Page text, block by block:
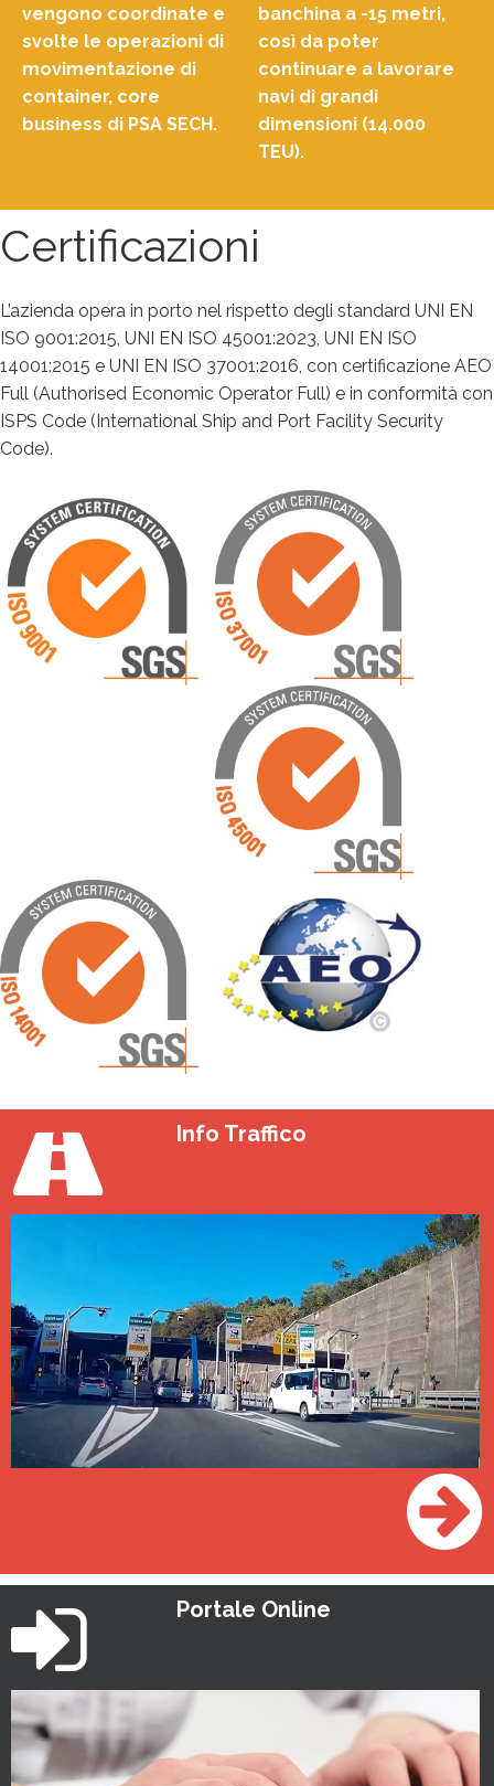
vengono coordinate e
svolte le operazioni di
movimentazione di
container, core
business di PSA SECH.
banchina a -15 metri,
così da poter
continuare a lavorare
navi di grandi
dimensioni (14.000
TEU).
Certificazioni
L’azienda opera in porto nel rispetto degli standard UNI EN
ISO 9001:2015, UNI EN ISO 45001:2023, UNI EN ISO
14001:2015 e UNI EN ISO 37001:2016, con certificazione AEO
Full (Authorised Economic Operator Full) e in conformità con
ISPS Code (International Ship and Port Facility Security
Code).
Info Traffico
Portale Online